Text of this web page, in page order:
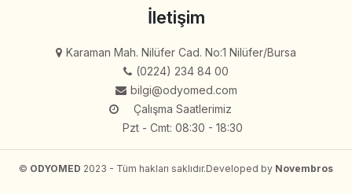
İletişim
Karaman Mah. Nilüfer Cad. No:1 Nilüfer/Bursa
(0224) 234 84 00
bilgi@odyomed.com
Çalışma Saatlerimiz
Pzt - Cmt: 08:30 - 18:30
© ODYOMED 2023 - Tüm hakları saklıdır.Developed by Novembros